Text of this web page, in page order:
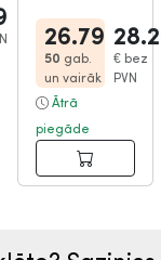
26.79
50 gab.
un vairāk
€ bez
PVN
Ātrā
piegāde